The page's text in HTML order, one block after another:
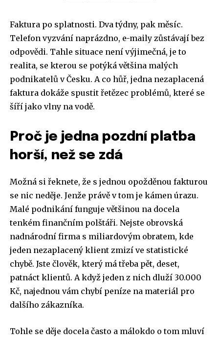
Faktura po splatnosti. Dva týdny, pak měsíc.
Telefon vyzvání naprázdno, e-maily zůstávají bez
odpovědi. Tahle situace není výjimečná, je to
realita, se kterou se potýká většina malých
podnikatelů v Česku. A co hůř, jedna nezaplacená
faktura dokáže spustit řetězec problémů, které se
šíří jako vlny na vodě.
Proč je jedna pozdní platba
horší, než se zdá
Možná si řeknete, že s jednou opožděnou fakturou
se nic neděje. Jenže právě v tom je kámen úrazu.
Malé podnikání funguje většinou na docela
tenkém finančním polštáři. Nejste obrovská
nadnárodní firma s miliardovým obratem, kde
jeden nezaplacený klient zmizí ve statistické
chybě. Jste člověk, který má třeba pět, deset,
patnáct klientů. A když jeden z nich dluží 30.000
Kč, najednou vám chybí peníze na materiál pro
dalšího zákazníka.
Tohle se děje docela často a málokdo o tom mluví